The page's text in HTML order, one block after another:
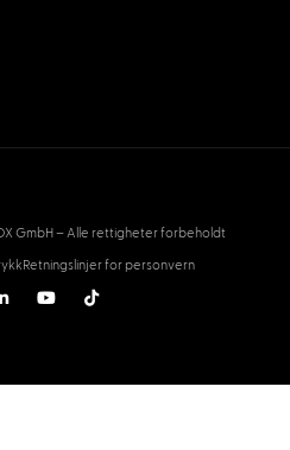
GmbH – Alle rettigheter forbeholdt
Retningslinjer for personvern